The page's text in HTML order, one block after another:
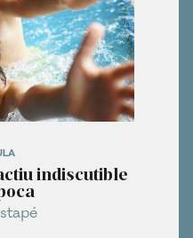
indiscutible